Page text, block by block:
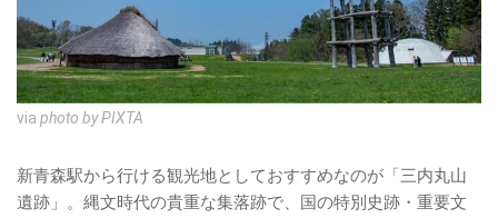
via photo by PIXTA
新青森駅から行ける観光地としておすすめなのが「三内丸山
遺跡」。縄文時代の貴重な集落跡で、国の特別史跡・重要文